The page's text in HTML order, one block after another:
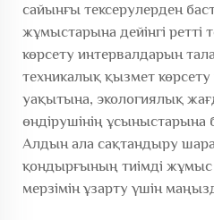
сайынғы тексерулерден
жұмыстарына дейінгі ретті
көрсету интервалдарын
техникалық қызмет көрсету
уақытына, экологиялық
өндірушінің
Алдын ала сақтандыру
қондырғының тиімді жұмыс
мерзімін ұзарту үшін